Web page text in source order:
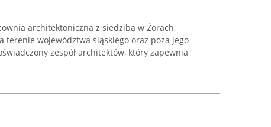
architektoniczna z siedzibą w Żorach,
terenie województwa śląskiego oraz poza jego
zespół architektów, który zapewnia